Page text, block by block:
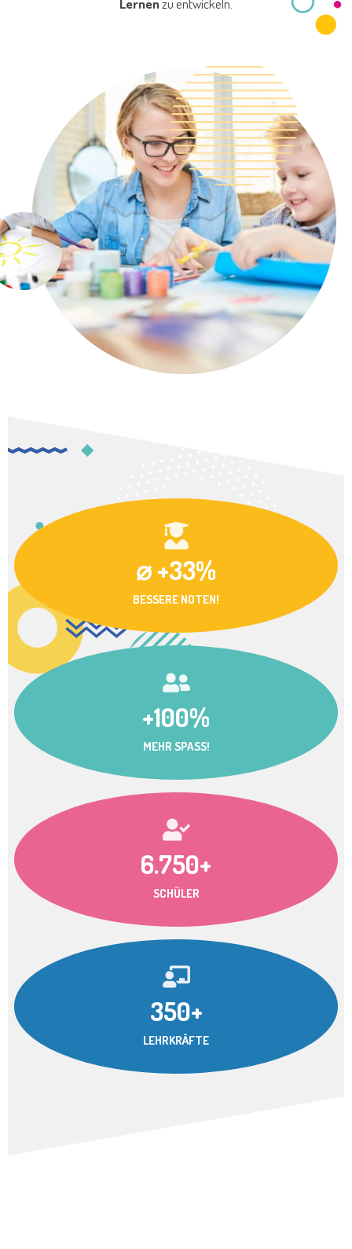
Lernenzu entwickeln.
⌀ +33%
BESSERE NOTEN!
+100%
MEHR SPASS!
6.750+
SCHÜLER
350+
LEHRKRÄFTE